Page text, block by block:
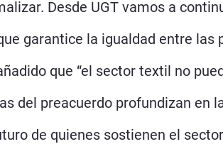
Desde UGT vamos a
garantice la igualdad entre las
que “el sector textil no
del preacuerdo profundizan en
de quienes sostienen el